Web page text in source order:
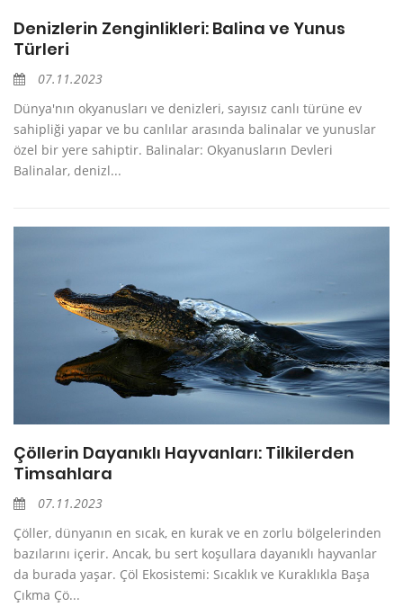
Denizlerin Zenginlikleri: Balina ve Yunus
Türleri
07.11.2023
Dünya'nın okyanusları ve denizleri, sayısız canlı türüne ev
sahipliği yapar ve bu canlılar arasında balinalar ve yunuslar
özel bir yere sahiptir. Balinalar: Okyanusların Devleri
Balinalar, denizl...
Çöllerin Dayanıklı Hayvanları: Tilkilerden
Timsahlara
07.11.2023
Çöller, dünyanın en sıcak, en kurak ve en zorlu bölgelerinden
bazılarını içerir. Ancak, bu sert koşullara dayanıklı hayvanlar
da burada yaşar. Çöl Ekosistemi: Sıcaklık ve Kuraklıkla Başa
Çıkma Çö...